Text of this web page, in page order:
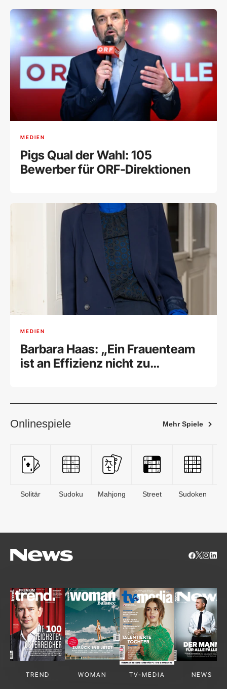
MEDIEN
Pigs Qual der Wahl: 105
Bewerber für ORF-Direktionen
MEDIEN
Barbara Haas: „Ein Frauenteam
ist an Effizienz nicht zu
Onlinespiele Mehr Spiele
Solitär Sudoku Mahjong Street Sudoken
TREND WOMAN TV-MEDIA NEWS